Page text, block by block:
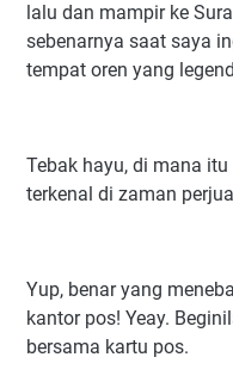
lalu dan mampir ke
sebenarnya saat saya
tempat oren yang
Tebak hayu, di mana
terkenal di zaman
Yup, benar yang
kantor pos! Yeay.
bersama kartu pos.